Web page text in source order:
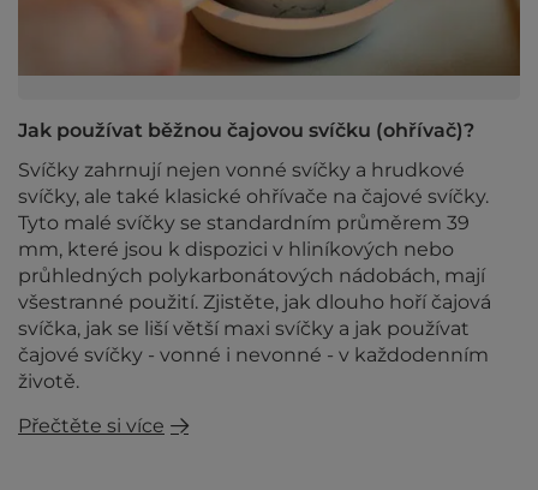
Jak používat běžnou čajovou svíčku (ohřívač)?
Svíčky zahrnují nejen vonné svíčky a hrudkové
svíčky, ale také klasické ohřívače na čajové svíčky.
Tyto malé svíčky se standardním průměrem 39
mm, které jsou k dispozici v hliníkových nebo
průhledných polykarbonátových nádobách, mají
všestranné použití. Zjistěte, jak dlouho hoří čajová
svíčka, jak se liší větší maxi svíčky a jak používat
čajové svíčky - vonné i nevonné - v každodenním
životě.
Přečtěte si více